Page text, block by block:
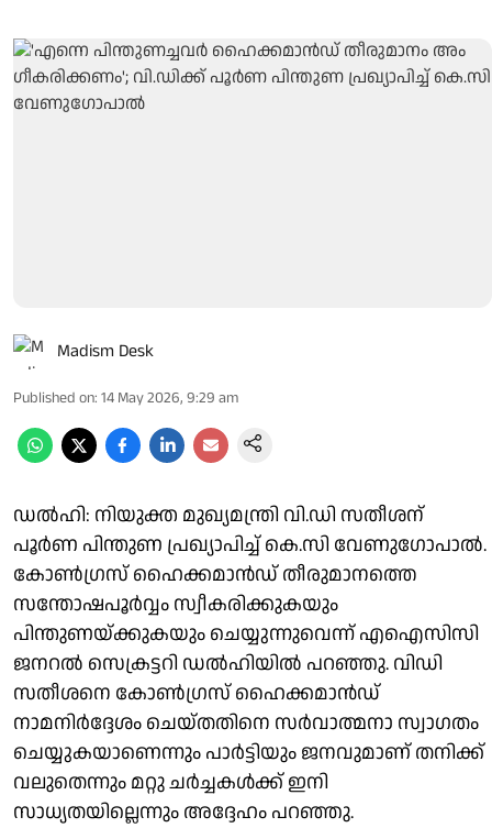
Madism Desk
Published on: 14 May 2026, 9:29 am
ഡൽഹി: നിയുക്ത മുഖ്യമന്ത്രി വി.ഡി സതീശന്
പൂർണ പിന്തുണ പ്രഖ്യാപിച്ച് കെ.സി വേണു​ഗോപാൽ.
കോൺഗ്രസ് ഹൈക്കമാൻഡ് തീരുമാനത്തെ
സന്തോഷപൂർവ്വം സ്വീകരിക്കുകയും
പിന്തുണയ്ക്കുകയും ചെയ്യുന്നുവെന്ന് എഐസിസി
ജനറൽ സെക്രട്ടറി ഡൽ​ഹിയിൽ പറഞ്ഞു. വിഡി
സതീശനെ കോൺഗ്രസ് ഹൈക്കമാൻഡ്
നാമനിർദ്ദേശം ചെയ്തതിനെ സർവാത്മനാ സ്വാഗതം
ചെയ്യുകയാണെന്നും പാർട്ടിയും ജനവുമാണ് തനിക്ക്
വലുതെന്നും മറ്റു ചർച്ചകൾക്ക് ഇനി
സാധ്യതയില്ലെന്നും അദ്ദേഹം പറഞ്ഞു.